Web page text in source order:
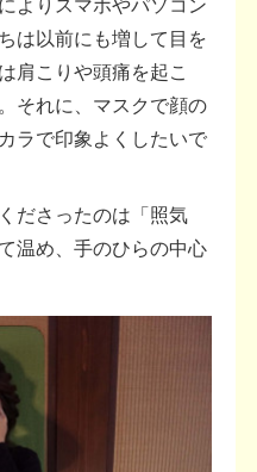
は以前にも増して目を
肩こりや頭痛を起こ
それに、マスクで顔の
ラで印象よくしたいで
ださったのは「照気
温め、手のひらの中心